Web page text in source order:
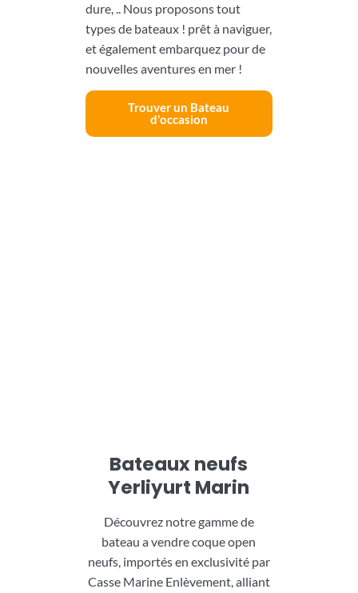
dure, .. Nous proposons tout
types de bateaux ! prêt à naviguer,
et également embarquez pour de
nouvelles aventures en mer !
Trouver un Bateau
d'occasion
Bateaux neufs
Yerliyurt Marin
Découvrez notre gamme de
bateau a vendre coque open
neufs, importés en exclusivité par
Casse Marine Enlèvement, alliant